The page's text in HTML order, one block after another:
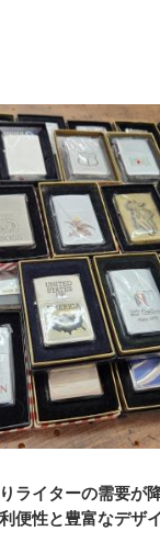
ライターの需要が
便性と豊富なデザ